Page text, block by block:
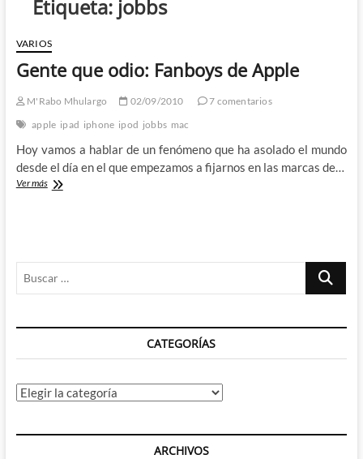
Etiqueta: jobbs
VARIOS
Gente que odio: Fanboys de Apple
M'Rabo Mhulargo 02/09/2010
7 comentarios
apple ipad iphone ipod jobbs mac
Hoy vamos a hablar de un fenómeno que ha asolado el mundo
desde el día en el que empezamos a fijarnos en las marcas de…
Ver másGente
Buscar
CATEGORÍAS
Categorías
ARCHIVOS